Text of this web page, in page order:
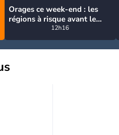
Orages ce week-end : les
régions à risque avant le
retour de la canicule
12h16